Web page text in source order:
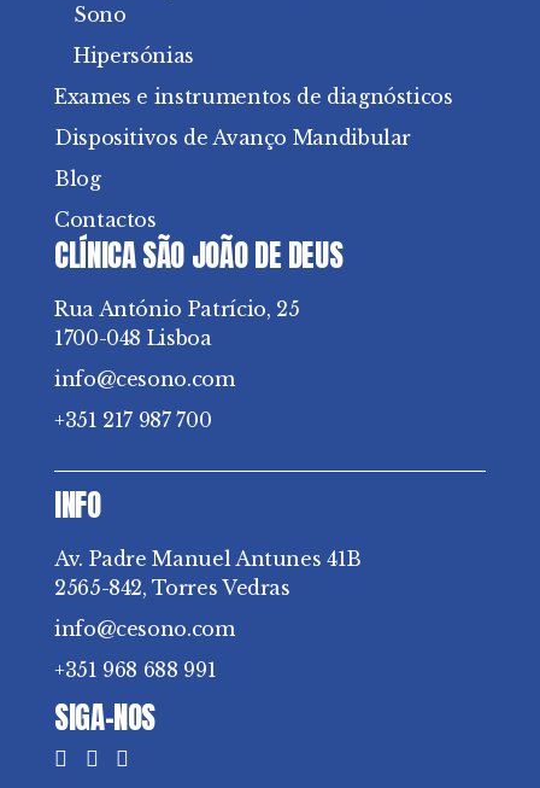
Sono
Hipersónias
Exames e instrumentos de diagnósticos
Dispositivos de Avanço Mandibular
Blog
Contactos
CLÍNICA SÃO JOÃO DE DEUS
Rua António Patrício, 25
1700-048 Lisboa
info@cesono.com
+351 217 987 700
INFO
Av. Padre Manuel Antunes 41B
2565-842, Torres Vedras
info@cesono.com
+351 968 688 991
SIGA-NOS